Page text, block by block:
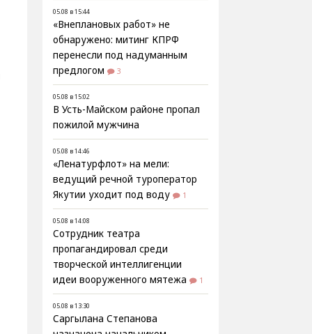
05.08 в 15:44
«Внеплановых работ» не
обнаружено: митинг КПРФ
перенесли под надуманным
предлогом
3
05.08 в 15:02
В Усть-Майском районе пропал
пожилой мужчина
05.08 в 14:46
«Ленатурфлот» на мели:
ведущий речной туроператор
Якутии уходит под воду
1
05.08 в 14:08
Сотрудник театра
пропагандировал среди
творческой интеллигенции
идеи вооруженного мятежа
1
05.08 в 13:30
Саргылана Степанова